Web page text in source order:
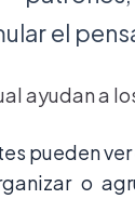
el
ayudan a
pueden
o